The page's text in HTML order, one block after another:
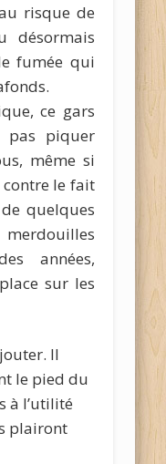
risque de
désormais
fumée qui
ce gars
pas piquer
même si
le fait
quelques
années,
sur les
Il
le pied du
à l’utilité
plairont